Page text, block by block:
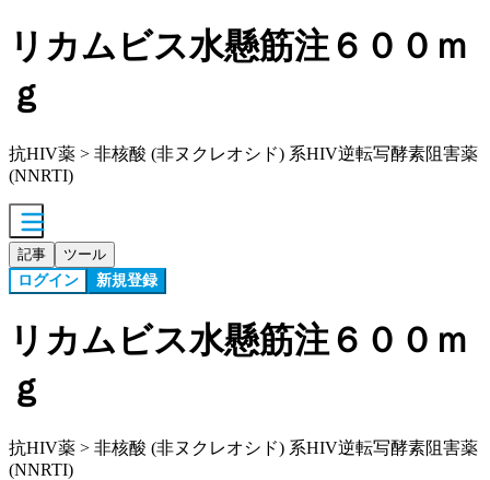
リカムビス水懸筋注６００ｍ
ｇ
抗HIV薬 > 非核酸 (非ヌクレオシド) 系HIV逆転写酵素阻害薬
(NNRTI)
記事 ツール
ログイン 新規登録
リカムビス水懸筋注６００ｍ
ｇ
抗HIV薬 > 非核酸 (非ヌクレオシド) 系HIV逆転写酵素阻害薬
(NNRTI)